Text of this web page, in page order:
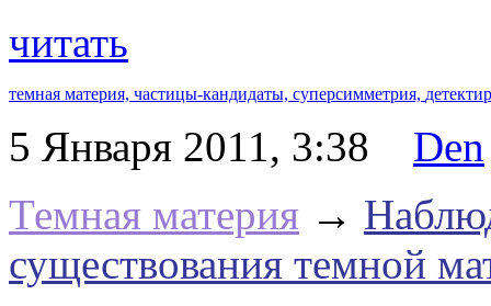
читать
темная материя, частицы-кандидаты, суперсимметрия,
5 Января 2011, 3:38 Den
Темная материя →
существования темной